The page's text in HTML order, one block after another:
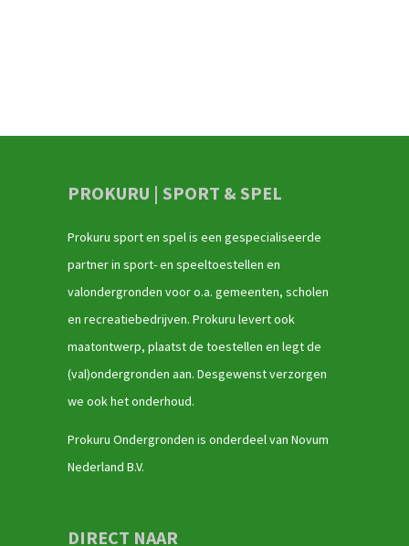
PROKURU | SPORT & SPEL
Prokuru sport en spel is een gespecialiseerde
partner in sport- en speeltoestellen en
valondergronden voor o.a. gemeenten, scholen
en recreatiebedrijven. Prokuru levert ook
maatontwerp, plaatst de toestellen en legt de
(val)ondergronden aan. Desgewenst verzorgen
we ook het onderhoud.
Prokuru Ondergronden is onderdeel van Novum
Nederland B.V.
DIRECT NAAR